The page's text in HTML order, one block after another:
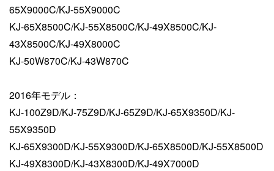
65X9000C/KJ-55X9000C
KJ-65X8500C/KJ-55X8500C/KJ-49X8500C/KJ-
43X8500C/KJ-49X8000C
KJ-50W870C/KJ-43W870C
2016年モデル：
KJ-100Z9D/KJ-75Z9D/KJ-65Z9D/KJ-65X9350D/KJ-
55X9350D
KJ-65X9300D/KJ-55X9300D/KJ-65X8500D/KJ-55X8500D
KJ-49X8300D/KJ-43X8300D/KJ-49X7000D